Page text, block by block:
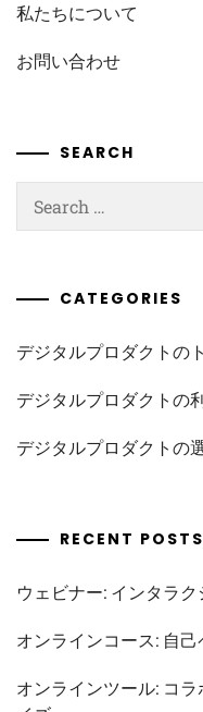
私たちについて
お問い合わせ
SEARCH
for:
CATEGORIES
デジタルプロダクトの
デジタルプロダクトの
デジタルプロダクトの
RECENT POSTS
ウェビナー: インタラ
オンラインコース: 自
オンラインツール: コ